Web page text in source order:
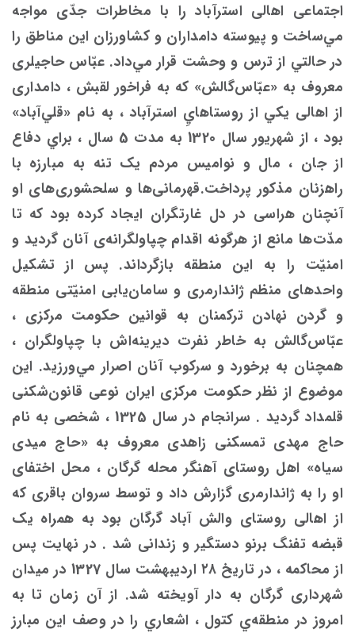
اجتماعی اهالی ‌استرآباد را با مخاطرات جدّی مواجه
مي‌ساخت و پیوسته دامداران و کشاورزان این مناطق را
در حالتي از ترس و وحشت قرار مي‌داد. عبّاس حاجیلری
معروف به «عبّاس‌گالش» که به فراخور لقبش ، دامداری
از اهالی يكي از روستاهاي‌ِ استرآباد ، به نام «قلي‌آباد»
بود ، از شهریور سال 1320 به مدت 5 سال ، براي دفاع
از جان ، مال و نوامیس مردم یک تنه به مبارزه با
راهزنان مذکور پرداخت.قهرمانی‌ها و سلحشوری‌های او
آنچنان هراسی در دل غارتگران ایجاد كرده ‌بود که تا
مدّت‌ها مانع از هرگونه اقدام چپاولگرانه‌ی آنان گرديد و
امنیّت را به این منطقه بازگرداند. پس از تشکیل
واحدهای منظم ژاندارمری و سامان‌یابی امنیّتی منطقه
و گردن نهادن ترکمنان به قوانین حکومت مرکزی ،
عبّاس‌گالش به خاطر نفرت دیرینه‌اش با چپاولگران ،
همچنان به برخورد و سرکوب آنان اصرار مي‌ورزید. این
موضوع از نظر حکومت مرکزی ایران نوعی قانون‌شکنی
قلمداد گرديد . سرانجام در سال 1325 ، شخصی به نام
حاج مهدی تمسکنی زاهدی معروف به «حاج میدی
سیاه» اهل روستای آهنگر محله گرگان ، محل اختفای
او را به ژاندارمری گزارش داد و توسط سروان باقری که
از اهالی روستای والش آباد گرگان بود به همراه یک
قبضه تفنگ برنو دستگیر و زندانی شد . در نهایت پس
از محاکمه ، در تاریخ ۲۸ اردیبهشت سال 1327 در میدان
شهرداری گرگان به دار آویخته شد. از آن زمان تا به
امروز در منطقه‌ي كتول ، اشعاري را در وصف اين مبارز